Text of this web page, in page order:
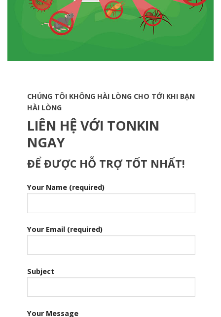
CHÚNG TÔI KHÔNG HÀI LÒNG CHO TỚI KHI BẠN
HÀI LÒNG
LIÊN HỆ VỚI TONKIN
NGAY
ĐỂ ĐƯỢC HỖ TRỢ TỐT NHẤT!
Your Name (required)
Your Email (required)
Subject
Your Message